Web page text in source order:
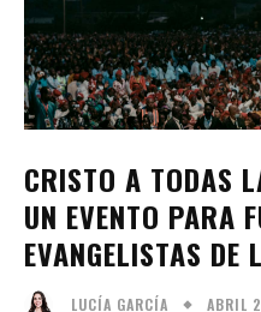
CRISTO A TODAS
UN EVENTO PARA
EVANGELISTAS DE
LUCÍA GARCÍA ABRIL